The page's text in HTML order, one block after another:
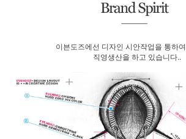
이븐도즈에선 디자인 시안작업을 통하
직영생산을 하고 있습니다..